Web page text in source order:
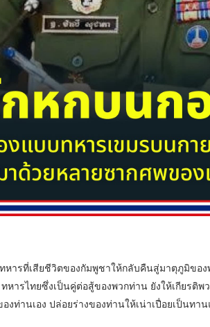
หารที่เสียชีวิตของกัมพูชาให้กลับคืนสู่มาตุภูมิของ
หารไทยซึ่งเป็นคู่ต่อสู้ของพวกท่าน ยังให้เกียรติ
ท่านเอง ปล่อยร่างของท่านให้เน่าเปื่อยเป็นทา